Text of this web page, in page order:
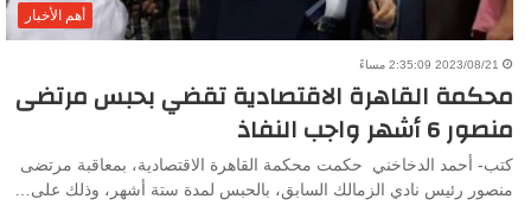
أهم الأخبار
2023/08/21 2:35:09 مساءً
محكمة القاهرة الاقتصادية تقضي بحبس مرتضى
منصور 6 أشهر واجب النفاذ
كتب- أحمد الدخاخني حكمت محكمة القاهرة الاقتصادية، بمعاقبة مرتضى
منصور رئيس نادي الزمالك السابق، بالحبس لمدة ستة أشهر، وذلك على…